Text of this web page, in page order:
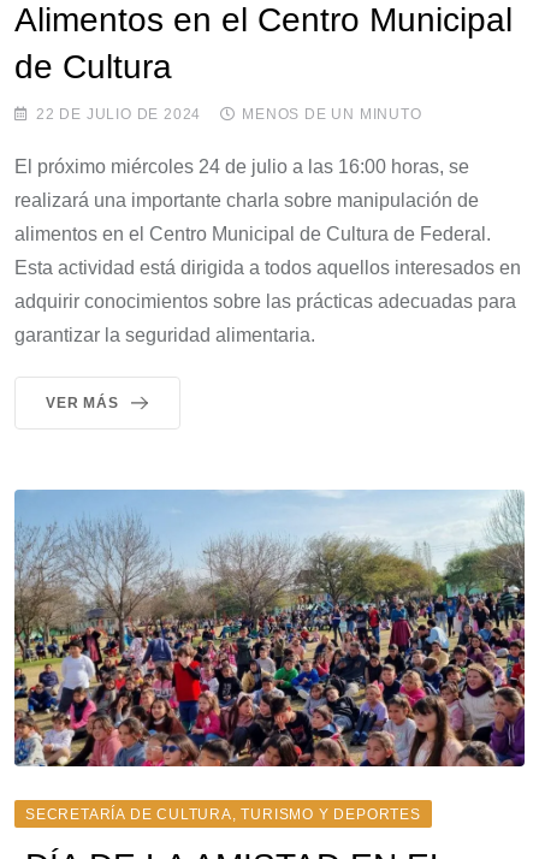
Alimentos en el Centro Municipal
de Cultura
22 DE JULIO DE 2024 MENOS DE UN MINUTO
El próximo miércoles 24 de julio a las 16:00 horas, se
realizará una importante charla sobre manipulación de
alimentos en el Centro Municipal de Cultura de Federal.
Esta actividad está dirigida a todos aquellos interesados en
adquirir conocimientos sobre las prácticas adecuadas para
garantizar la seguridad alimentaria.
VER MÁS
SECRETARÍA DE CULTURA, TURISMO Y DEPORTES